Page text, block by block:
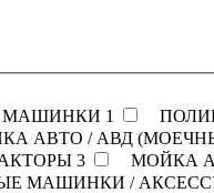
МАШИНКИ 1
АВТО / АВД
3 МОЙКА
МАШИНКИ /